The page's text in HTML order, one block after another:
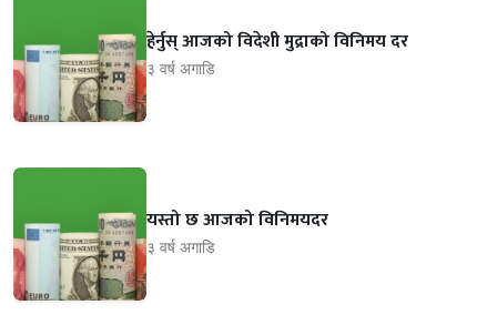
हेर्नुस् आजको विदेशी मुद्राको विनिमय दर
३ वर्ष अगाडि
यस्तो छ आजको विनिमयदर
३ वर्ष अगाडि